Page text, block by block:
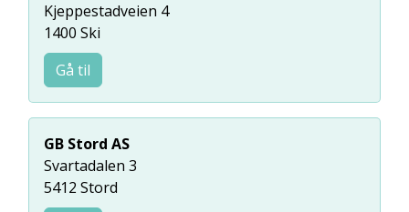
Kjeppestadveien 4
1400 Ski
Gå til
GB Stord AS
Svartadalen 3
5412 Stord